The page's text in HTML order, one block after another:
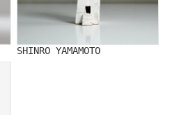
SHINRO YAMAMOTO